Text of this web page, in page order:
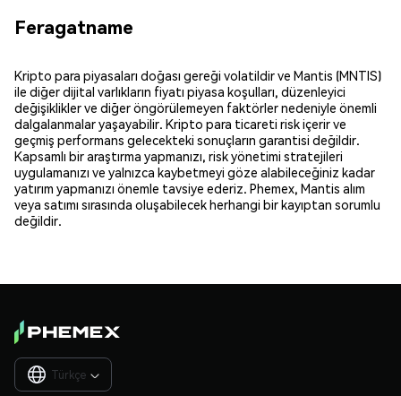
Feragatname
Kripto para piyasaları doğası gereği volatildir ve Mantis (MNTIS)
ile diğer dijital varlıkların fiyatı piyasa koşulları, düzenleyici
değişiklikler ve diğer öngörülemeyen faktörler nedeniyle önemli
dalgalanmalar yaşayabilir. Kripto para ticareti risk içerir ve
geçmiş performans gelecekteki sonuçların garantisi değildir.
Kapsamlı bir araştırma yapmanızı, risk yönetimi stratejileri
uygulamanızı ve yalnızca kaybetmeyi göze alabileceğiniz kadar
yatırım yapmanızı önemle tavsiye ederiz. Phemex, Mantis alım
veya satımı sırasında oluşabilecek herhangi bir kayıptan sorumlu
değildir.
Türkçe 